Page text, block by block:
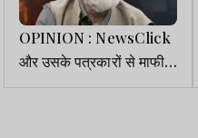
OPINION : NewsClick
और उसके पत्रकारों से माफी
मांगनी चाहिए सबको